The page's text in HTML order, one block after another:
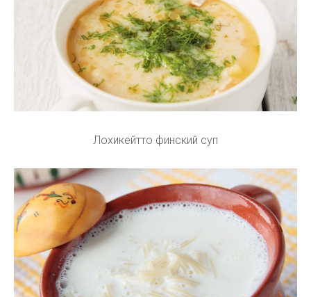
Лохикейтто финский суп